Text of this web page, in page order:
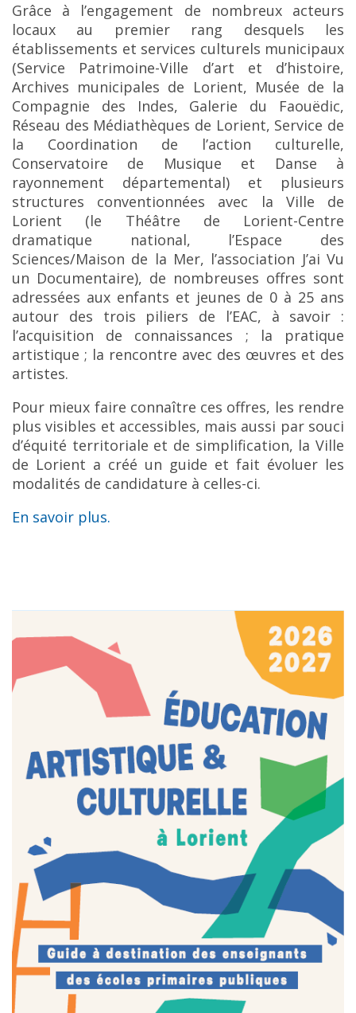
Grâce à l’engagement de nombreux acteurs
locaux au premier rang desquels les
établissements et services culturels municipaux
(Service Patrimoine-Ville d’art et d’histoire,
Archives municipales de Lorient, Musée de la
Compagnie des Indes, Galerie du Faouëdic,
Réseau des Médiathèques de Lorient, Service de
la Coordination de l’action culturelle,
Conservatoire de Musique et Danse à
rayonnement départemental) et plusieurs
structures conventionnées avec la Ville de
Lorient (le Théâtre de Lorient-Centre
dramatique national, l’Espace des
Sciences/Maison de la Mer, l’association J’ai Vu
un Documentaire), de nombreuses offres sont
adressées aux enfants et jeunes de 0 à 25 ans
autour des trois piliers de l’EAC, à savoir :
l’acquisition de connaissances ; la pratique
artistique ; la rencontre avec des œuvres et des
artistes.
Pour mieux faire connaître ces offres, les rendre
plus visibles et accessibles, mais aussi par souci
d’équité territoriale et de simplification, la Ville
de Lorient a créé un guide et fait évoluer les
modalités de candidature à celles-ci.
En savoir plus.